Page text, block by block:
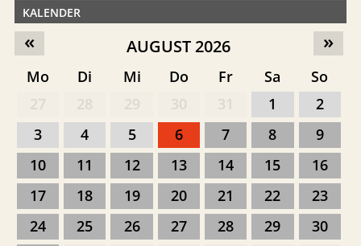
KALENDER
»
« AUGUST 2026
Mo Di Mi Do Fr Sa
So
1
2
3
4 5 6 7 8
9
10
11 12 13 14 15
16
17
18 19 20 21 22
23
24
25 26 27 28 29
30